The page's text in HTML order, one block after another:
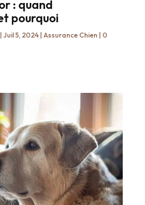
: quand
pourquoi
| Juil 5, 2024| Assurance Chien | 0